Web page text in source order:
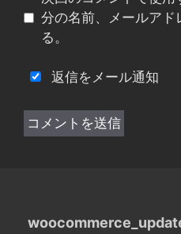
分の名前、メールアド
る。
返信をメール通知